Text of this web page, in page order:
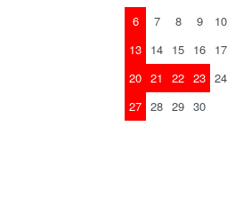
6
7 8 9 10
13 14 15 16 17
20 21 22 23 24
27 28 29 30